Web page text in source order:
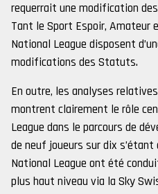
requerrait une modification
Tant le Sport Espoir, Amateur
National League disposent
modifications des Statuts.
En outre, les analyses
montrent clairement le rôle
League dans le parcours de
de neuf joueurs sur dix
National League ont été
plus haut niveau via la Sky